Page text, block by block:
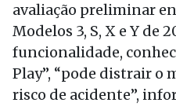
avaliação preliminar
Modelos 3, S, X e Y de
funcionalidade,
Play”, “pode ​​distrair o
risco de acidente”,